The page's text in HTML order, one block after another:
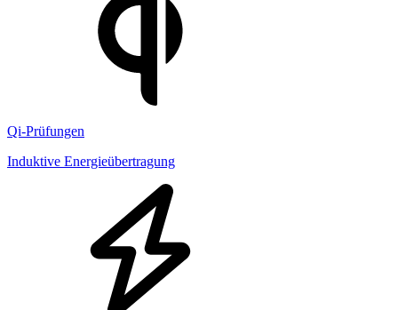
Qi-Prüfungen
Induktive Energieübertragung